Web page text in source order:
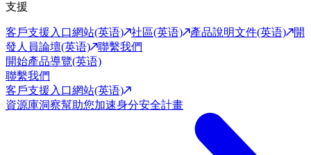
支援
客戶支援入口網站(英语) 社區(英语) 產品說明文件(英语)
開
發人員論壇(英语)
聯繫我們
開始產品導覽(英语)
聯繫我們
客戶支援入口網站(英语)
資源庫洞察幫助您加速身分安全計畫